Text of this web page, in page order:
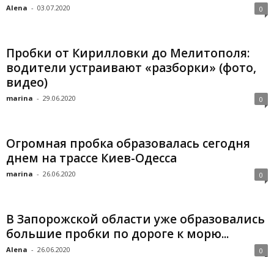
Alena - 03.07.2020 0
Пробки от Кирилловки до Мелитополя:
водители устраивают «разборки» (фото,
видео)
marina - 29.06.2020 0
Огромная пробка образовалась сегодня
днем на трассе Киев-Одесса
marina - 26.06.2020 0
В Запорожской области уже образовались
большие пробки по дороге к морю...
Alena - 26.06.2020 0